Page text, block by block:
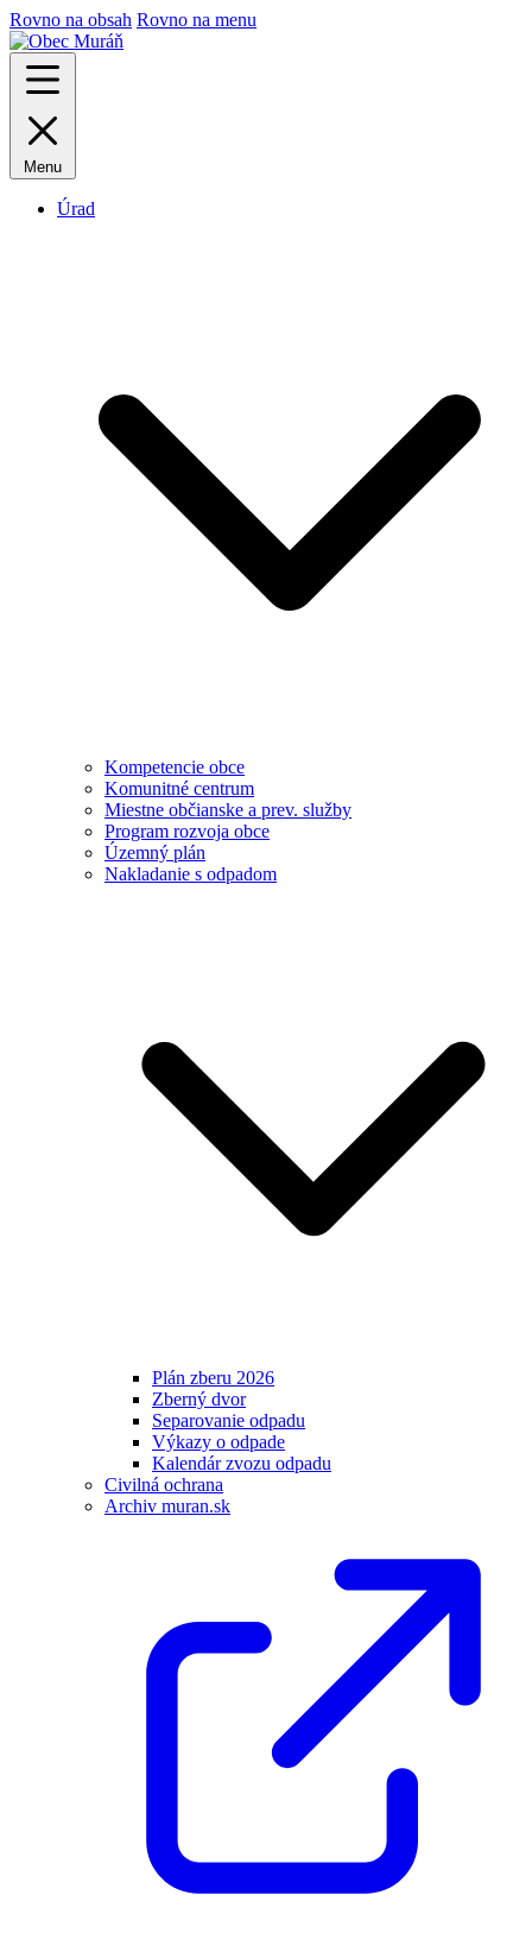
Rovno na obsah Rovno na menu
Menu
Úrad
Kompetencie obce
Komunitné centrum
Miestne občianske a prev. služby
Program rozvoja obce
Územný plán
Nakladanie s odpadom
Plán zberu 2026
Zberný dvor
Separovanie odpadu
Výkazy o odpade
Kalendár zvozu odpadu
Civilná ochrana
Archiv muran.sk